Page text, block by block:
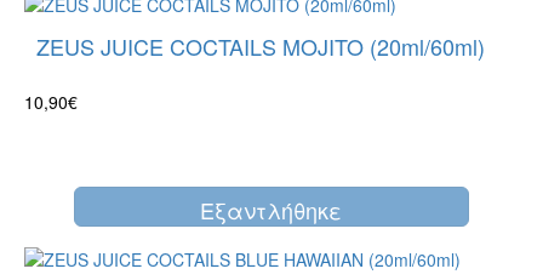
ZEUS JUICE COCTAILS MOJITO (20ml/60ml)
10,90€
Eξαντλήθηκε